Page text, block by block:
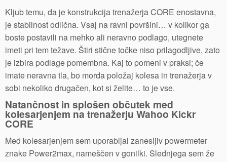
Kljub temu, da je konstrukcija trenažerja CORE enostavna,
je stabilnost odlična. Vsaj na ravni površini… v kolikor ga
boste postavili na mehko ali neravno podlago, utegnete
imeti pri tem težave. Štiri stične točke niso prilagodljive, zato
je izbira podlage pomembna. Kaj to pomeni v praksi; če
imate neravna tla, bo morda položaj kolesa in trenažerja v
sobi nekoliko drugačen, kot si želite… to je vse.
Natančnost in splošen občutek med
kolesarjenjem na trenažerju Wahoo Kickr
CORE
Med kolesarjenjem sem uporabljal zanesljiv powermeter
znake Power2max, nameščen v gonilki. Slednjega sem že